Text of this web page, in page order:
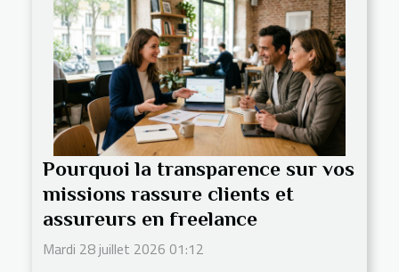
Pourquoi la transparence sur vos
missions rassure clients et
assureurs en freelance
Mardi 28 juillet 2026 01:12